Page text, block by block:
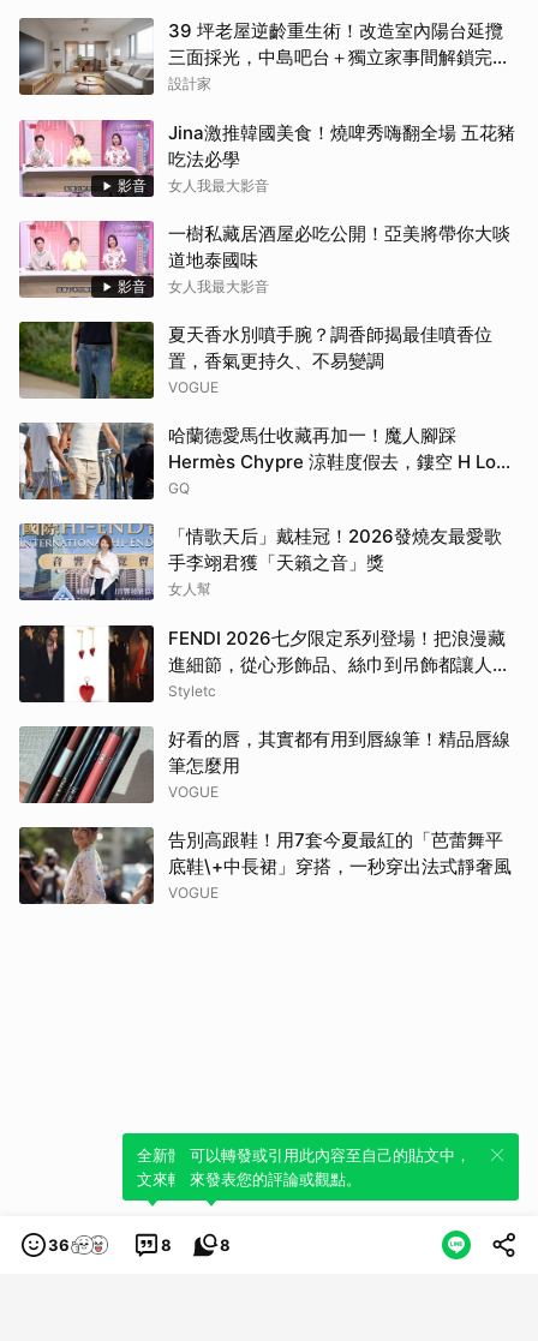
39 坪老屋逆齡重生術！改造室內陽台延攬
三面採光，中島吧台＋獨立家事間解鎖完美
家務路徑
設計家
影音
Jina激推韓國美食！燒啤秀嗨翻全場 五花豬
吃法必學
女人我最大影音
影音
一樹私藏居酒屋必吃公開！亞美將帶你大啖
道地泰國味
女人我最大影音
夏天香水別噴手腕？調香師揭最佳噴香位
置，香氣更持久、不易變調
VOGUE
哈蘭德愛馬仕收藏再加一！魔人腳踩
Hermès Chypre 涼鞋度假去，鏤空 H Logo
大展慵懶高級感！
GQ
「情歌天后」戴桂冠！2026發燒友最愛歌
手李翊君獲「天籟之音」獎
女人幫
FENDI 2026七夕限定系列登場！把浪漫藏
進細節，從心形飾品、絲巾到吊飾都讓人一
眼心動
Styletc
好看的唇，其實都有用到唇線筆！精品唇線
筆怎麼用
VOGUE
告別高跟鞋！用7套今夏最紅的「芭蕾舞平
底鞋\+中長裙」穿搭，一秒穿出法式靜奢風
VOGUE
36 8
全新體驗！一鍵引用此內容，透過發布貼
文來輕鬆表達個人立場。
8
可以轉發或引用此內容至自己的貼文中，
來發表您的評論或觀點。